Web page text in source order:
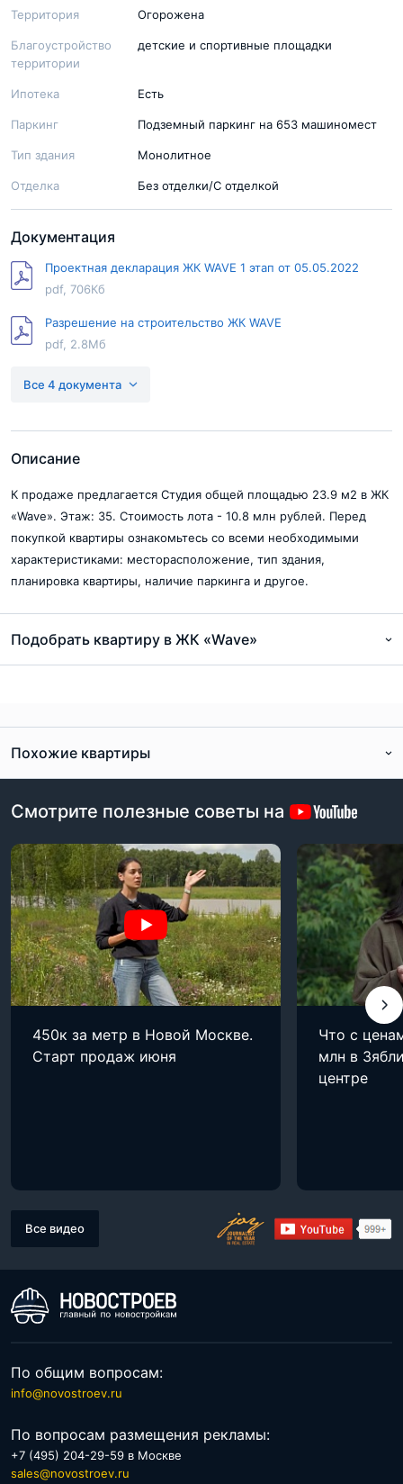
Территория Огорожена
Благоустройство
территории
детские и спортивные площадки
Ипотека Есть
Паркинг Подземный паркинг на 653 машиномест
Тип здания Монолитное
Отделка Без отделки/С отделкой
Документация
Проектная декларация ЖК WAVE 1 этап от 05.05.2022
pdf, 706Кб
Разрешение на строительство ЖК WAVE
pdf, 2.8Мб
Проектная декларация Wave 2 этап
Разрешение на строительство Wave 2 этап
pdf, 100Кб
Все 4 документа
Описание
К продаже предлагается Студия общей площадью 23.9 м2 в ЖК
«Wave». Этаж: 35. Стоимость лота - 10.8 млн рублей. Перед
покупкой квартиры ознакомьтесь со всеми необходимыми
характеристиками: месторасположение, тип здания,
планировка квартиры, наличие паркинга и другое.
Подобрать квартиру в ЖК «Wave»
Похожие квартиры
Смотрите полезные советы на
450к за метр в Новой Москве.
Старт продаж июня
Что с
млн в
центре
Все видео
По общим вопросам:
info@novostroev.ru
По вопросам размещения рекламы:
+7 (495) 204-29-59 в Москве
sales@novostroev.ru